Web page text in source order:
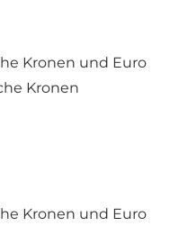
Kronen und Euro
Kronen
Kronen und Euro